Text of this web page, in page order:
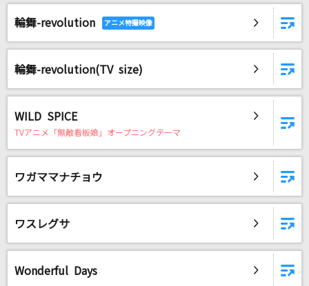
輪舞-revolution
輪舞-revolution(TV size)
WILD SPICE
TVアニメ「無敵看板娘」オープニングテーマ
ワガママナチョウ
ワスレグサ
Wonderful Days